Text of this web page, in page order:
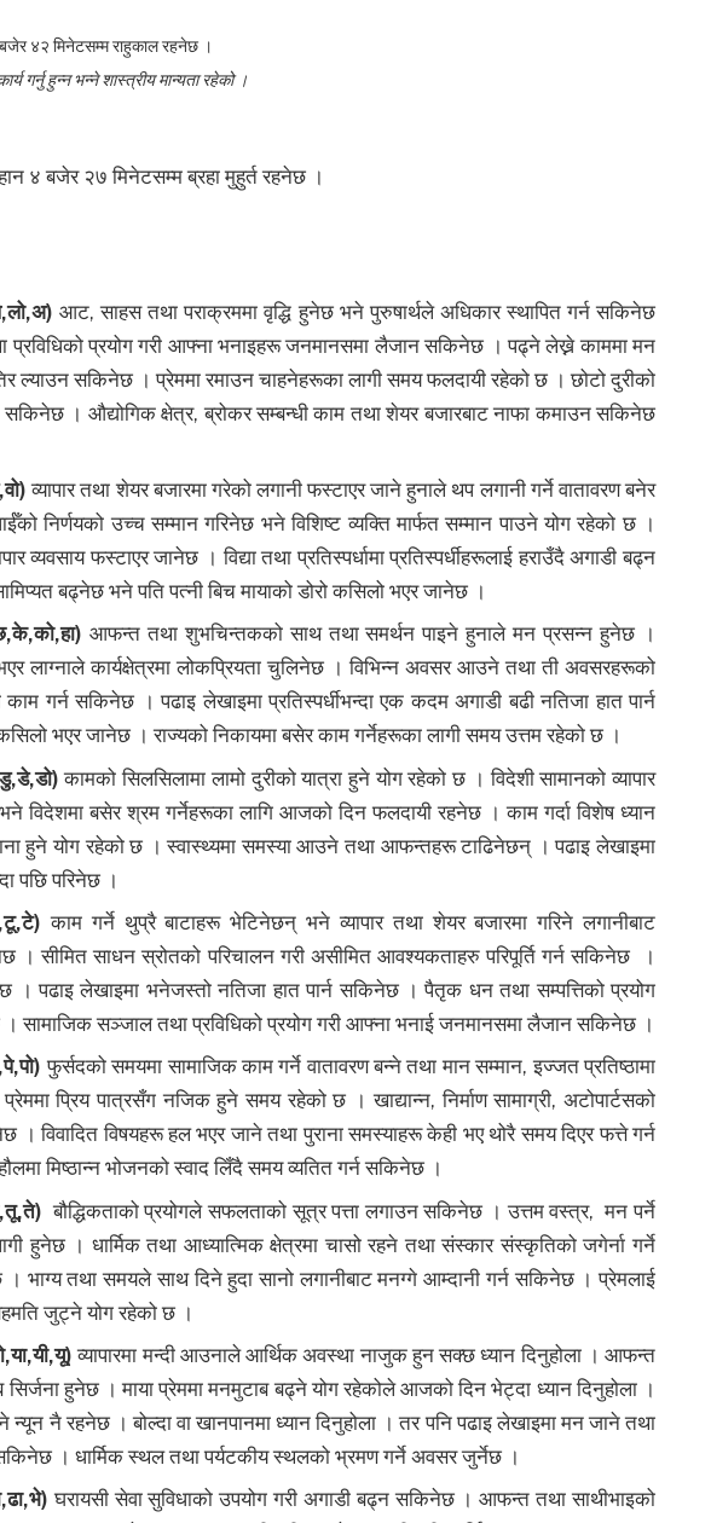
४२ मिनेटसम्म राहुकाल रहनेछ ।
गर्नु हुन्न भन्ने शास्त्रीय मान्यता रहेको ।
४ बजेर २७ मिनेटसम्म ब्रहा मुहुर्त रहनेछ ।
आट, साहस तथा पराक्रममा वृद्धि हुनेछ भने पुरुषार्थले अधिकार स्थापित गर्न सकिनेछ
प्रविधिको प्रयोग गरी आफ्ना भनाइहरू जनमानसमा लैजान सकिनेछ । पढ्ने लेख्ने काममा मन
ल्याउन सकिनेछ । प्रेममा रमाउन चाहनेहरूका लागी समय फलदायी रहेको छ । छोटो दुरीको
सकिनेछ । औद्योगिक क्षेत्र, ब्रोकर सम्बन्धी काम तथा शेयर बजारबाट नाफा कमाउन सकिनेछ
व्यापार तथा शेयर बजारमा गरेको लगानी फस्टाएर जाने हुनाले थप लगानी गर्ने वातावरण बनेर
निर्णयको उच्च सम्मान गरिनेछ भने विशिष्ट व्यक्ति मार्फत सम्मान पाउने योग रहेको छ ।
व्यवसाय फस्टाएर जानेछ । विद्या तथा प्रतिस्पर्धामा प्रतिस्पर्धीहरूलाई हराउँदै अगाडी बढ्न
बढ्नेछ भने पति पत्नी बिच मायाको डोरो कसिलो भएर जानेछ ।
आफन्त तथा शुभचिन्तकको साथ तथा समर्थन पाइने हुनाले मन प्रसन्न हुनेछ ।
लाग्नाले कार्यक्षेत्रमा लोकप्रियता चुलिनेछ । विभिन्न अवसर आउने तथा ती अवसरहरूको
काम गर्न सकिनेछ । पढाइ लेखाइमा प्रतिस्पर्धीभन्दा एक कदम अगाडी बढी नतिजा हात पार्न
भएर जानेछ । राज्यको निकायमा बसेर काम गर्नेहरूका लागी समय उत्तम रहेको छ ।
कामको सिलसिलामा लामो दुरीको यात्रा हुने योग रहेको छ । विदेशी सामानको व्यापार
विदेशमा बसेर श्रम गर्नेहरूका लागि आजको दिन फलदायी रहनेछ । काम गर्दा विशेष ध्यान
हुने योग रहेको छ । स्वास्थ्यमा समस्या आउने तथा आफन्तहरू टाढिनेछन् । पढाइ लेखाइमा
पछि परिनेछ ।
काम गर्ने थुप्रै बाटाहरू भेटिनेछन् भने व्यापार तथा शेयर बजारमा गरिने लगानीबाट
। सीमित साधन स्रोतको परिचालन गरी असीमित आवश्यकताहरु परिपूर्ति गर्न सकिनेछ ।
। पढाइ लेखाइमा भनेजस्तो नतिजा हात पार्न सकिनेछ । पैतृक धन तथा सम्पत्तिको प्रयोग
सामाजिक सञ्जाल तथा प्रविधिको प्रयोग गरी आफ्ना भनाई जनमानसमा लैजान सकिनेछ ।
फुर्सदको समयमा सामाजिक काम गर्ने वातावरण बन्ने तथा मान सम्मान, इज्जत प्रतिष्ठामा
प्रिय पात्रसँग नजिक हुने समय रहेको छ । खाद्यान्न, निर्माण सामाग्री, अटोपार्टसको
। विवादित विषयहरू हल भएर जाने तथा पुराना समस्याहरू केही भए थोरै समय दिएर फत्ते गर्न
मिष्ठान्न भोजनको स्वाद लिँदै समय व्यतित गर्न सकिनेछ ।
बौद्धिकताको प्रयोगले सफलताको सूत्र पत्ता लगाउन सकिनेछ । उत्तम वस्त्र, मन पर्ने
हुनेछ । धार्मिक तथा आध्यात्मिक क्षेत्रमा चासो रहने तथा संस्कार संस्कृतिको जगेर्ना गर्ने
भाग्य तथा समयले साथ दिने हुदा सानो लगानीबाट मनग्गे आम्दानी गर्न सकिनेछ । प्रेमलाई
जुट्ने योग रहेको छ ।
व्यापारमा मन्दी आउनाले आर्थिक अवस्था नाजुक हुन सक्छ ध्यान दिनुहोला । आफन्त
हुनेछ । माया प्रेममा मनमुटाब बढ्ने योग रहेकोले आजको दिन भेट्दा ध्यान दिनुहोला ।
न्यून नै रहनेछ । बोल्दा वा खानपानमा ध्यान दिनुहोला । तर पनि पढाइ लेखाइमा मन जाने तथा
। धार्मिक स्थल तथा पर्यटकीय स्थलको भ्रमण गर्ने अवसर जुर्नेछ ।
घरायसी सेवा सुविधाको उपयोग गरी अगाडी बढ्न सकिनेछ । आफन्त तथा साथीभाइको